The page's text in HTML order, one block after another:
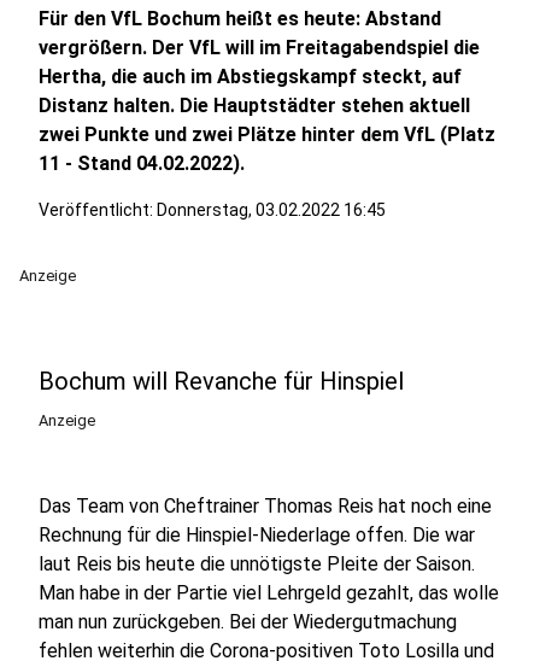
Für den VfL Bochum heißt es heute: Abstand
vergrößern. Der VfL will im Freitagabendspiel die
Hertha, die auch im Abstiegskampf steckt, auf
Distanz halten. Die Hauptstädter stehen aktuell
zwei Punkte und zwei Plätze hinter dem VfL (Platz
11 - Stand 04.02.2022).
Veröffentlicht: Donnerstag, 03.02.2022 16:45
Anzeige
Bochum will Revanche für Hinspiel
Anzeige
Das Team von Cheftrainer Thomas Reis hat noch eine
Rechnung für die Hinspiel-Niederlage offen. Die war
laut Reis bis heute die unnötigste Pleite der Saison.
Man habe in der Partie viel Lehrgeld gezahlt, das wolle
man nun zurückgeben. Bei der Wiedergutmachung
fehlen weiterhin die Corona-positiven Toto Losilla und